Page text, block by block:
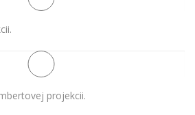
projekcii.